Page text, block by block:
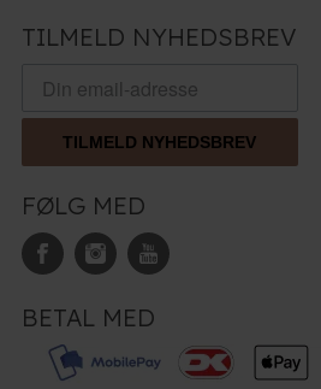
TILMELD NYHEDSBREV
TILMELD NYHEDSBREV
FØLG MED
BETAL MED